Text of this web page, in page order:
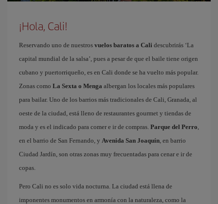
¡Hola, Cali!
Reservando uno de nuestros vuelos baratos a Cali descubrirás ‘La
capital mundial de la salsa’, pues a pesar de que el baile tiene origen
cubano y puertorriqueño, es en Cali donde se ha vuelto más popular.
Zonas como La Sexta o Menga albergan los locales más populares
para bailar. Uno de los barrios más tradicionales de Cali, Granada, al
oeste de la ciudad, está lleno de restaurantes gourmet y tiendas de
moda y es el indicado para comer e ir de compras. Parque del Perro,
en el barrio de San Fernando, y Avenida San Joaquín, en barrio
Ciudad Jardín, son otras zonas muy frecuentadas para cenar e ir de
copas.
Pero Cali no es solo vida nocturna. La ciudad está llena de
imponentes monumentos en armonía con la naturaleza, como la